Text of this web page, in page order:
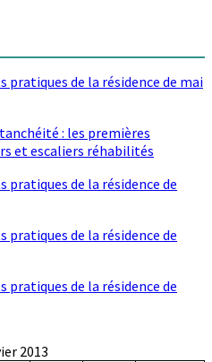
pratiques de la résidence de mai
: les premières
et escaliers réhabilités
pratiques de la résidence de
pratiques de la résidence de
pratiques de la résidence de
2013